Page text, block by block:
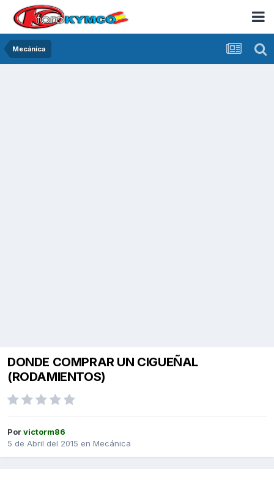
Mecánica
DONDE COMPRAR UN CIGUEÑAL
(RODAMIENTOS)
Porvictorm86
5 de Abril del 2015 en Mecánica